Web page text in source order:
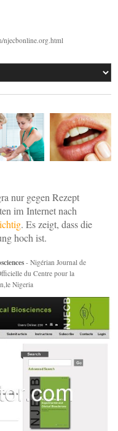
njecbonline.org.html
nur gegen Rezept
im Internet nach
. Es zeigt, dass die
hoch ist.
- Nigérian Journal de
du Centre pour la
Nigeria